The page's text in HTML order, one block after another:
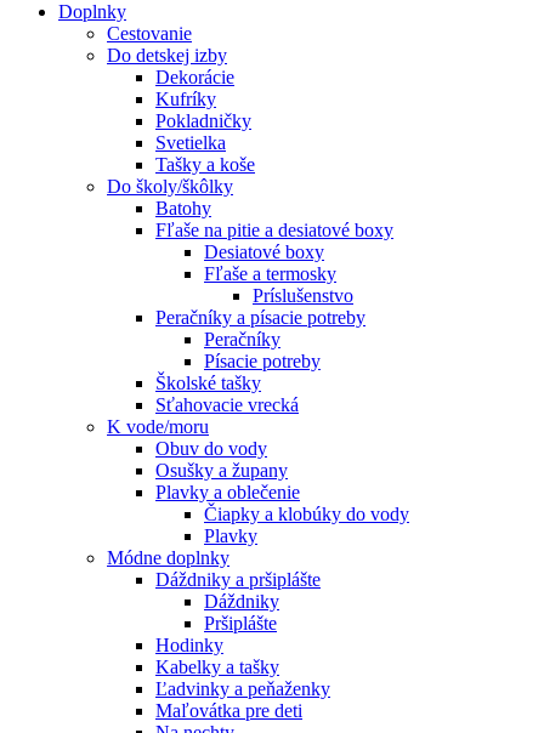
Doplnky
Cestovanie
Do detskej izby
Dekorácie
Kufríky
Pokladničky
Svetielka
Tašky a koše
Do školy/škôlky
Batohy
Fľaše na pitie a desiatové boxy
Desiatové boxy
Fľaše a termosky
Príslušenstvo
Peračníky a písacie potreby
Peračníky
Písacie potreby
Školské tašky
Sťahovacie vrecká
K vode/moru
Obuv do vody
Osušky a župany
Plavky a oblečenie
Čiapky a klobúky do vody
Plavky
Módne doplnky
Dáždniky a pršiplášte
Dáždniky
Pršiplášte
Hodinky
Kabelky a tašky
Ľadvinky a peňaženky
Maľovátka pre deti